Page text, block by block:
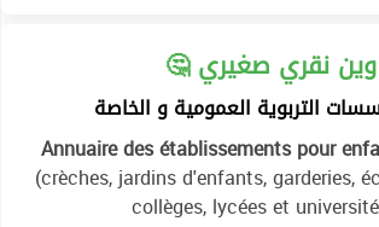
🤔 وين نقري صغيري
التربوية العمومية و الخاصة
Annuaire des établissements pour
(crèches, jardins d'enfants, garderies,
collèges, lycées et